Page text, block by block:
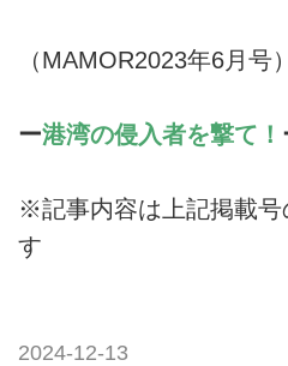
（MAMOR2023年6月号）
ー港湾の侵入者を撃て！
※記事内容は上記掲載
す
2024-12-13